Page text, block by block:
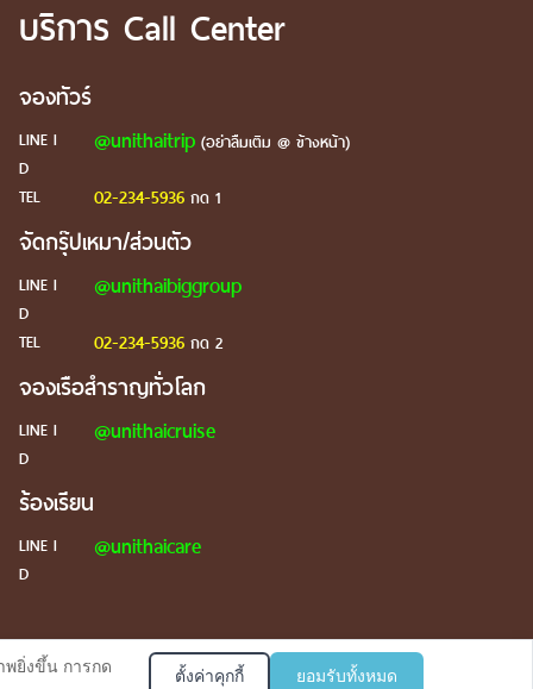
บริการ Call Center
จองทัวร์
LINE I
D
@unithaitrip(อย่าลืมเติม @ ข้างหน้า)
TEL 02-234-5936กด 1
จัดกรุ๊ปเหมา/ส่วนตัว
LINE I
D
@unithaibiggroup
TEL 02-234-5936กด 2
จองเรือสำราญทั่วโลก
LINE I
D
@unithaicruise
ร้องเรียน
LINE I
D
@unithaicare
บริการตอบรับผ่าน Line
พยิ่งขึ้น การกด ตั้งค่าคุกกี้ ยอมรับทั้งหมด